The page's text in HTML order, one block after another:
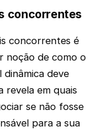
concorrentes
concorrentes é
noção de como o
deve
revela em quais
se não fosse
para a sua